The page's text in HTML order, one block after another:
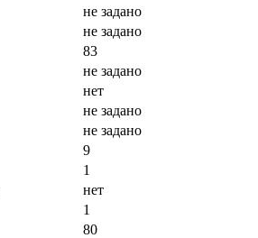
не задано
не задано
83
не задано
нет
не задано
не задано
9
1
нет
1
80